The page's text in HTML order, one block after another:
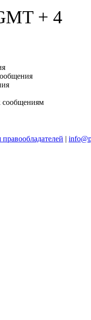
+ 4
сообщениям
правообладателей |